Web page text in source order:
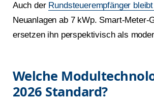
Auch der Rundsteuerempfänger
Neuanlagen ab 7 kWp. Smart-Meter-
ersetzen ihn perspektivisch als
Welche
2026 Standard?